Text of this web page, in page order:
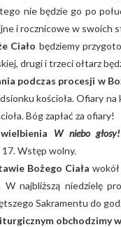
nie będzie go po
i rocznicowe w swoich
Ciało będziemy
drugi i trzeci ołtarz
podczas procesji w
kościoła. Ofiary
Bóg zapłać za ofiary!
W niebo głosy!
Wstęp wolny.
Bożego Ciała
W najbliższą niedzielę
Sakramentu do
obchodzimy